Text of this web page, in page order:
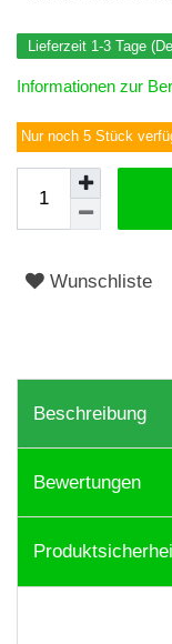
Lieferzeit 1-3 Tage
Informationen zur
Nur noch 5 Stück
Wunschliste
Beschreibung
Bewertungen